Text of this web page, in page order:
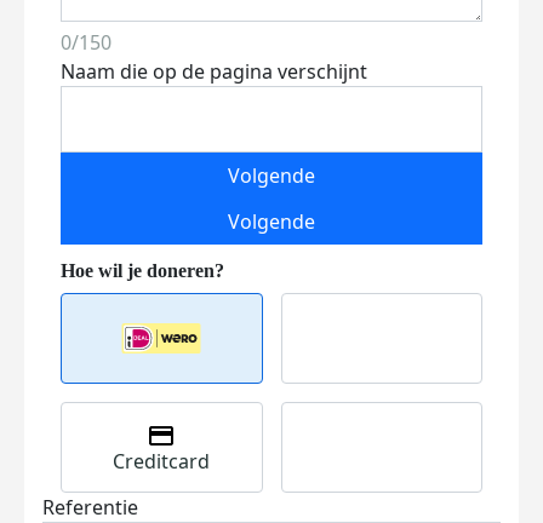
0/150
Naam die op de pagina verschijnt
Volgende
Volgende
Creditcard
Referentie